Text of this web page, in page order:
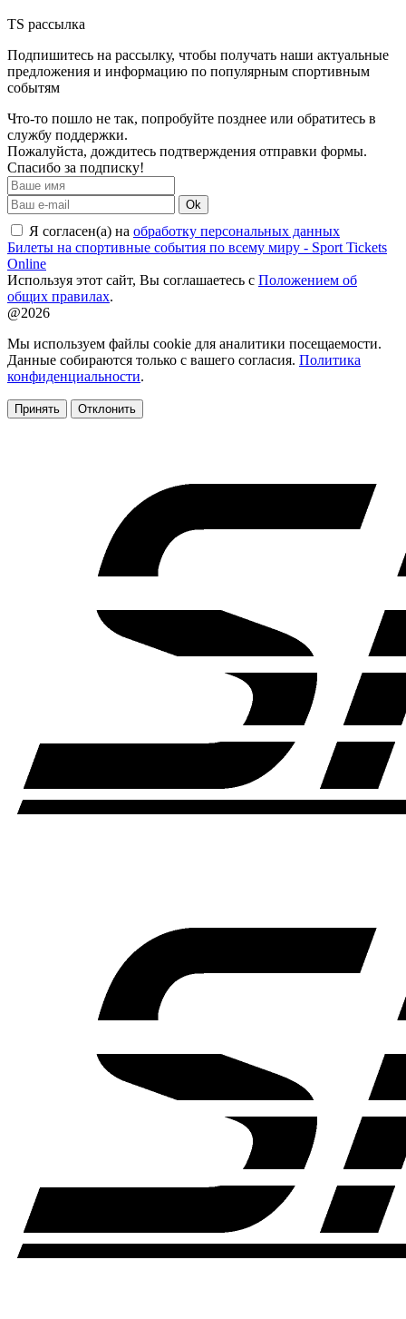
TS рассылка
Подпишитесь на рассылку, чтобы получать наши актуальные
предложения и информацию по популярным спортивным
событям
Что-то пошло не так, попробуйте позднее или обратитесь в
службу поддержки.
Пожалуйста, дождитесь подтверждения отправки формы.
Спасибо за подписку!
Ok
Я согласен(а) на обработку персональных данных
Билеты на спортивные события по всему миру - Sport Tickets
Online
Используя этот сайт, Вы соглашаетесь с Положением об
общих правилах.
@2026
Мы используем файлы cookie для аналитики посещаемости.
Данные собираются только с вашего согласия. Политика
конфиденциальности.
Принять Отклонить